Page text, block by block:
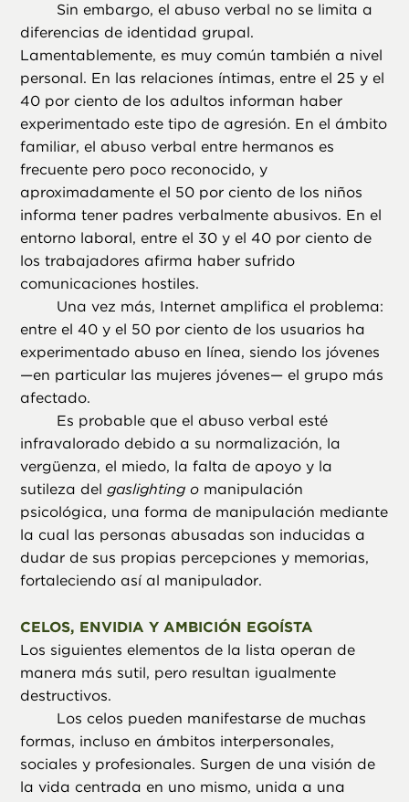
Sin embargo, el abuso verbal no se limita a
diferencias de identidad grupal.
Lamentablemente, es muy común también a nivel
personal. En las relaciones íntimas, entre el 25 y el
40 por ciento de los adultos informan haber
experimentado este tipo de agresión. En el ámbito
familiar, el abuso verbal entre hermanos es
frecuente pero poco reconocido, y
aproximadamente el 50 por ciento de los niños
informa tener padres verbalmente abusivos. En el
entorno laboral, entre el 30 y el 40 por ciento de
los trabajadores afirma haber sufrido
comunicaciones hostiles.
Una vez más, Internet amplifica el problema:
entre el 40 y el 50 por ciento de los usuarios ha
experimentado abuso en línea, siendo los jóvenes
—en particular las mujeres jóvenes— el grupo más
afectado.
Es probable que el abuso verbal esté
infravalorado debido a su normalización, la
vergüenza, el miedo, la falta de apoyo y la
sutileza del gaslighting o manipulación
psicológica, una forma de manipulación mediante
la cual las personas abusadas son inducidas a
dudar de sus propias percepciones y memorias,
fortaleciendo así al manipulador.
CELOS, ENVIDIA Y AMBICIÓN EGOÍSTA
Los siguientes elementos de la lista operan de
manera más sutil, pero resultan igualmente
destructivos.
Los celos pueden manifestarse de muchas
formas, incluso en ámbitos interpersonales,
sociales y profesionales. Surgen de una visión de
la vida centrada en uno mismo, unida a una